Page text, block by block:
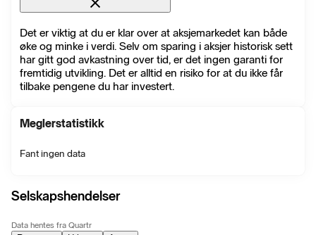
Det er viktig at du er klar over at aksjemarkedet kan både
øke og minke i verdi. Selv om sparing i aksjer historisk sett
har gitt god avkastning over tid, er det ingen garanti for
fremtidig utvikling. Det er alltid en risiko for at du ikke får
tilbake pengene du har investert.
Meglerstatistikk
Fant ingen data
Selskapshendelser
Data hentes fra Quartr